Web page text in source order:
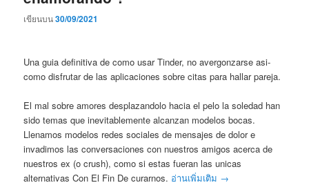
เขียนบน30/09/2021
Una guia definitiva de como usar Tinder, no avergonzarse asi­
como disfrutar de las aplicaciones sobre citas para hallar pareja.
El mal sobre amores desplazandolo hacia el pelo la soledad han
sido temas que inevitablemente alcanzan modelos bocas.
Llenamos modelos redes sociales de mensajes de dolor e
invadimos las conversaciones con nuestros amigos acerca de
nuestros ex (o crush), como si estas fueran las unicas
alternativas Con El Fin De curarnos. อ่านเพิ่มเติม →